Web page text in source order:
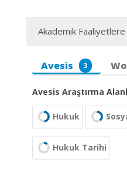
Akademik Faaliyetlere
Avesis 3
Avesis Araştırma
Hukuk
Hukuk Tarihi